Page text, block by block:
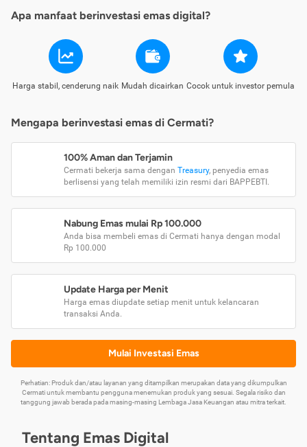
Apa manfaat berinvestasi emas digital?
Harga stabil, cenderung naik Mudah dicairkan Cocok untuk investor pemula
Mengapa berinvestasi emas di Cermati?
100% Aman dan Terjamin
Cermati bekerja sama dengan Treasury, penyedia emas
berlisensi yang telah memiliki izin resmi dari BAPPEBTI.
Nabung Emas mulai Rp 100.000
Anda bisa membeli emas di Cermati hanya dengan modal
Rp 100.000
Update Harga per Menit
Harga emas diupdate setiap menit untuk kelancaran
transaksi Anda.
Mulai Investasi Emas
Perhatian: Produk dan/atau layanan yang ditampilkan merupakan data yang dikumpulkan
Cermati untuk membantu pengguna menemukan produk yang sesuai. Segala risiko dan
tanggung jawab berada pada masing-masing Lembaga Jasa Keuangan atau mitra terkait.
Tentang Emas Digital